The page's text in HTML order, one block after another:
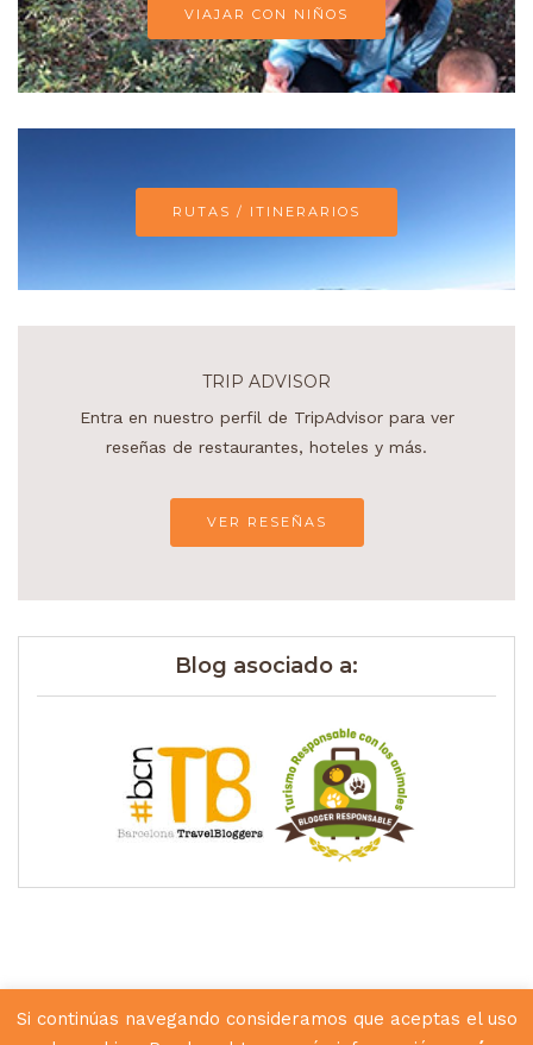
VIAJAR CON NIÑOS
RUTAS / ITINERARIOS
TRIP ADVISOR
Entra en nuestro perfil de TripAdvisor para ver
reseñas de restaurantes, hoteles y más.
VER RESEÑAS
Blog asociado a:
Si continúas navegando consideramos que aceptas el uso